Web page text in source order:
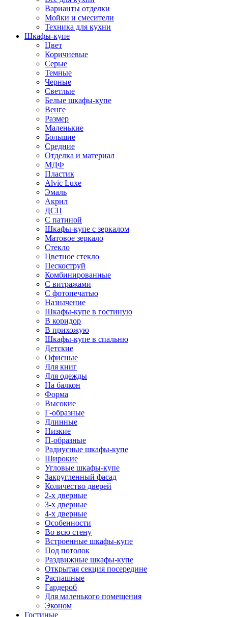
Варианты отделки
Мойки и смесители
Техника для кухни
Шкафы-купе
Цвет
Коричневые
Серые
Темные
Черные
Светлые
Белые шкафы-купе
Венге
Размер
Маленькие
Большие
Средние
Отделка и материал
МДФ
Пластик
Alvic Luxe
Эмаль
Акрил
ДСП
С патиной
Шкафы-купе с зеркалом
Матовое зеркало
Стекло
Цветное стекло
Пескоструй
Комбинированные
С витражами
С фотопечатью
Назначение
Шкафы-купе в гостиную
В коридор
В прихожую
Шкафы-купе в спальню
Детские
Офисные
Для книг
Для одежды
На балкон
Форма
Высокие
Г-образные
Длинные
Низкие
П-образные
Радиусные шкафы-купе
Широкие
Угловые шкафы-купе
Закругленный фасад
Количество дверей
2-х дверные
3-х дверные
4-х дверные
Особенности
Во всю стену
Встроенные шкафы-купе
Под потолок
Раздвижные шкафы-купе
Открытая секция посередине
Распашные
Гардероб
Для маленького помещения
Эконом
Гостиные